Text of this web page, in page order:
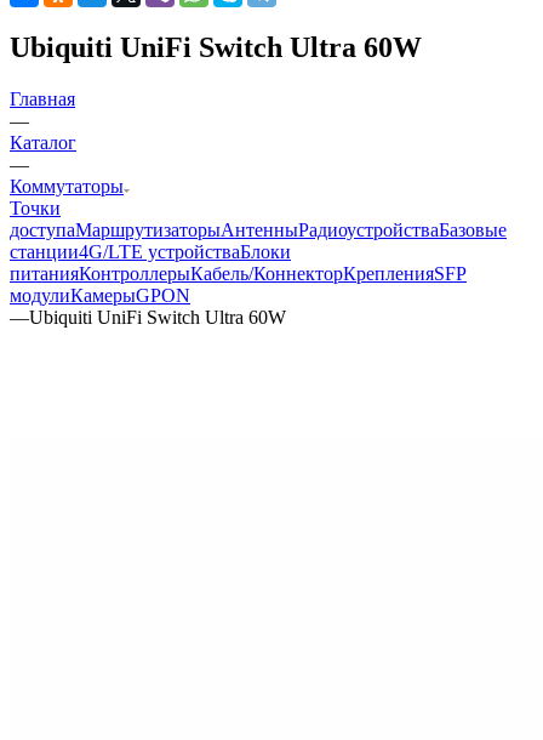
Ubiquiti UniFi Switch Ultra 60W
Главная
—
Каталог
—
Коммутаторы
Точки
доступаМаршрутизаторыАнтенныРадиоустройстваБазовые
станции4G/LTE устройстваБлоки
питанияКонтроллерыКабель/КоннекторКрепленияSFP
модулиКамерыGPON
—Ubiquiti UniFi Switch Ultra 60W